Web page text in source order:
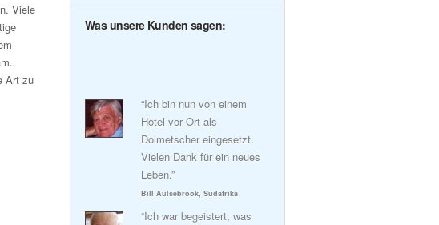
Viele
Art zu
Was unsere Kunden sagen:
“Ich bin nun von einem
Hotel vor Ort als
Dolmetscher eingesetzt.
Vielen Dank für ein neues
Leben.”
Bill Aulsebrook, Südafrika
“Ich war begeistert, was